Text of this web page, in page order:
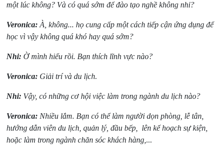
một lúc không? Và có quá sớm để đào tạo nghề không nhỉ?
Veronica:À, không... họ cung cấp một cách tiếp cận ứng dụng để
học vì vậy không quá khó hay quá sớm?
Nhi:Ờ mình hiểu rồi. Bạn thích lĩnh vực nào?
Veronica: Giải trí và du lịch.
Nhi: Vậy, có những cơ hội việc làm trong ngành du lịch nào?
Veronica: Nhiều lắm. Bạn có thể làm người dọn phòng, lễ tân,
hướng dẫn viên du lịch, quản lý, đầu bếp, lên kế hoạch sự kiện,
hoặc làm trong ngành chăn sóc khách hàng,...